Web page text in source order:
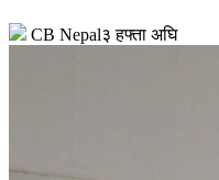
CB Nepal३ हफ्ता अघि